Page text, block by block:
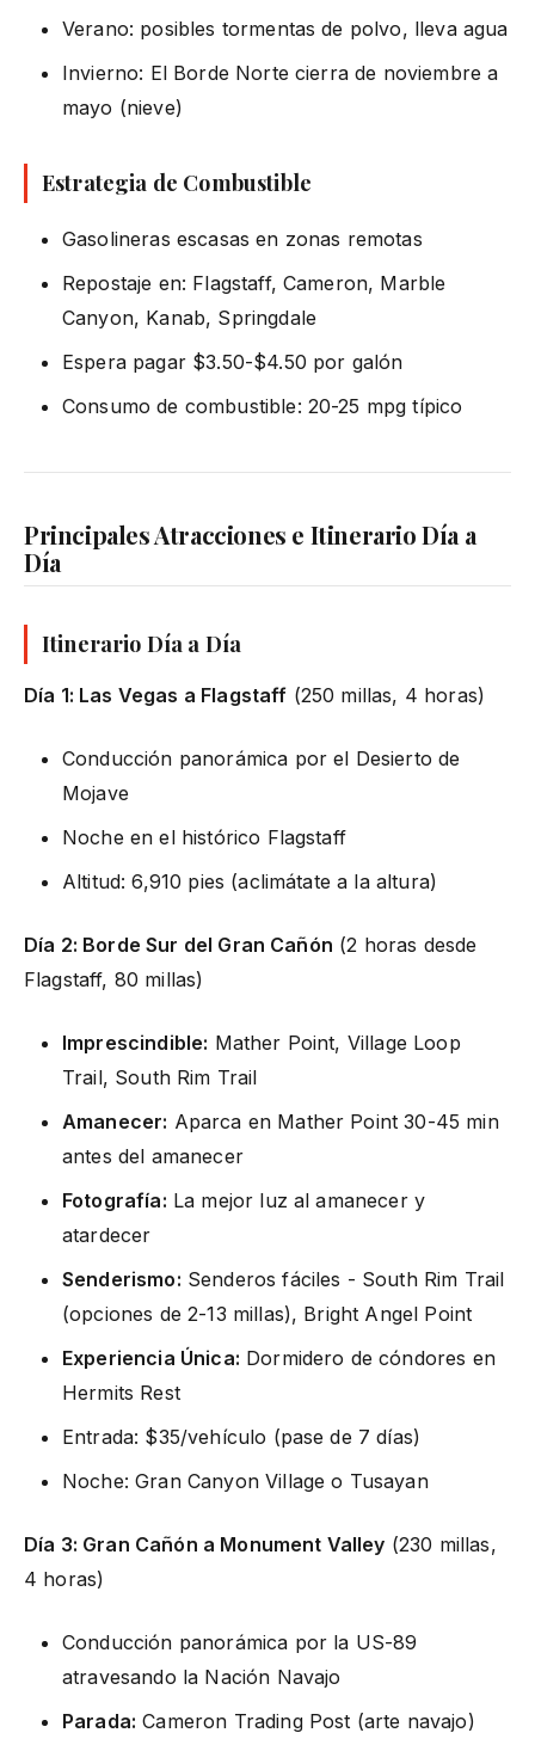
Verano: posibles tormentas de polvo, lleva agua
Invierno: El Borde Norte cierra de noviembre a
mayo (nieve)
Estrategia de Combustible
Gasolineras escasas en zonas remotas
Repostaje en: Flagstaff, Cameron, Marble
Canyon, Kanab, Springdale
Espera pagar $3.50-$4.50 por galón
Consumo de combustible: 20-25 mpg típico
Principales Atracciones e Itinerario Día a
Día
Itinerario Día a Día
Día 1: Las Vegas a Flagstaff (250 millas, 4 horas)
Conducción panorámica por el Desierto de
Mojave
Noche en el histórico Flagstaff
Altitud: 6,910 pies (aclimátate a la altura)
Día 2: Borde Sur del Gran Cañón (2 horas desde
Flagstaff, 80 millas)
Imprescindible: Mather Point, Village Loop
Trail, South Rim Trail
Amanecer: Aparca en Mather Point 30-45 min
antes del amanecer
Fotografía: La mejor luz al amanecer y
atardecer
Senderismo: Senderos fáciles - South Rim Trail
(opciones de 2-13 millas), Bright Angel Point
Experiencia Única: Dormidero de cóndores en
Hermits Rest
Entrada: $35/vehículo (pase de 7 días)
Noche: Gran Canyon Village o Tusayan
Día 3: Gran Cañón a Monument Valley (230 millas,
4 horas)
Conducción panorámica por la US-89
atravesando la Nación Navajo
Parada: Cameron Trading Post (arte navajo)